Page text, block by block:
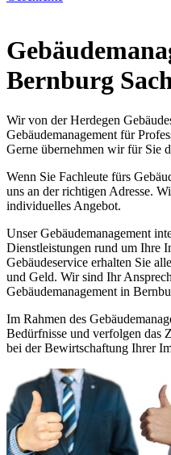
Bernburg
Wir von der Herdegen
Gebäudemanagement für
Gerne übernehmen wir für Sie
Wenn Sie Fachleute fürs
uns an der richtigen Adresse.
individuelles Angebot.
Unser Gebäudemanagement
Dienstleistungen rund um Ihre
Gebäudeservice erhalten Sie
und Geld. Wir sind Ihr
Gebäudemanagement in
Im Rahmen des
Bedürfnisse und verfolgen das
bei der Bewirtschaftung Ihrer